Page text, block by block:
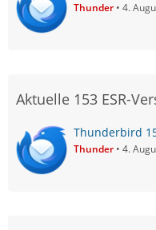
Thunder 4.
Aktuelle 153 ESR-
Thunderbird
Thunder 4.